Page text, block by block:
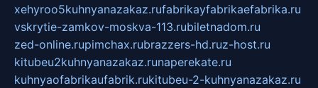
xehyroo5kuhnyanazakaz.rufabrikayfabrikaefabrika.ru
vskrytie-zamkov-moskva-113.rubiletnadom.ru
zed-online.rupimchax.rubrazzers-hd.ruz-host.ru
kitubeu2kuhnyanazakaz.runaperekate.ru
kuhnyaofabrikaufabrik.rukitubeu-2-kuhnyanazakaz.ru